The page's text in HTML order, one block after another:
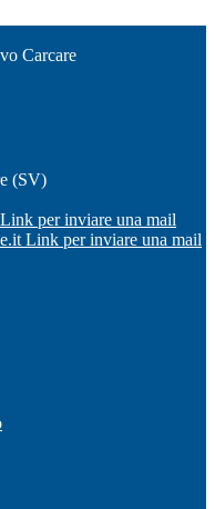
Carcare
(SV)
Link per inviare una mail
Link per inviare una mail